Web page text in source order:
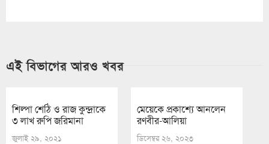
এই বিভাগের আরও খবর
শিল্পা শেঠি ও রাজ কুন্দ্রাকে
৩ লাখ রুপি জরিমানা
জুলাই ২৯, ২০২১
মেয়েকে প্রকাশ্যে আনলেন
রণবীর-আলিয়া
ডিসেম্বর ২৬, ২০২৩